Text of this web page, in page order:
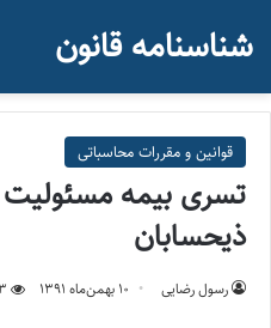
شناسنامه قانون
قوانین و مقررات محاسباتی
تسری بیمه مسئولیت
ذیحسابان
رسول رضایی ۱۰ بهمن‌ماه ۱۳۹۱